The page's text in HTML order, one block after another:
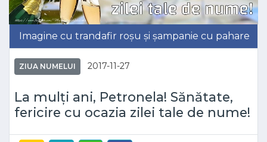
Imagine cu trandafir roșu și șampanie cu pahare
ZIUA NUMELUI 2017-11-27
La mulți ani, Petronela! Sănătate,
fericire cu ocazia zilei tale de nume!